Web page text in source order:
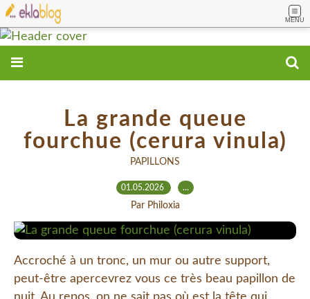
MENU
La grande queue
fourchue (cerura vinula)
PAPILLONS
01.05.2026 …
Par Philoxia
Accroché à un tronc, un mur ou autre support,
peut-être apercevrez vous ce très beau papillon de